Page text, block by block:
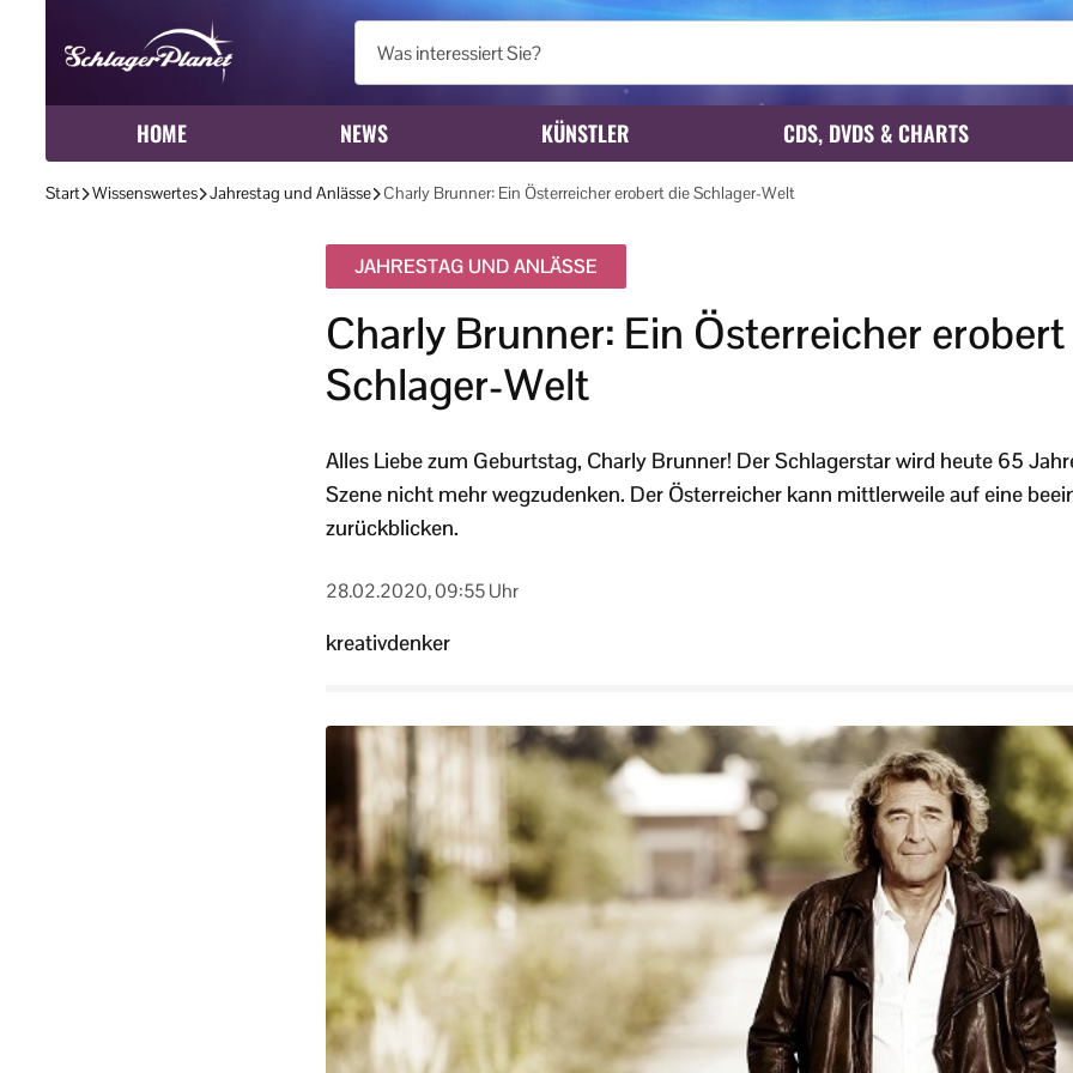
HOME NEWS KÜNSTLER CDS, DVDS & CHARTS
Start Wissenswertes Jahrestag und Anlässe Charly Brunner: Ein Österreicher erobert die Schlager-Welt
JAHRESTAG UND ANLÄSSE
Charly Brunner: Ein Österreicher
Schlager-Welt
Alles Liebe zum Geburtstag, Charly Brunner! Der Schlagerstar wird heute 65
Szene nicht mehr wegzudenken. Der Österreicher kann mittlerweile auf eine
zurückblicken.
28.02.2020, 09:55 Uhr
kreativdenker